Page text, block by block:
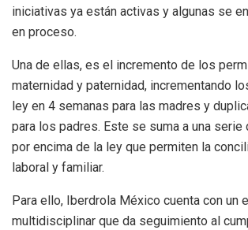
iniciativas ya están activas y algunas se
en proceso.
Una de ellas, es el incremento de los
maternidad y paternidad, incrementando
ley en 4 semanas para las madres y
para los padres. Este se suma a una serie
por encima de la ley que permiten la
laboral y familiar.
Para ello, Iberdrola México cuenta con un
multidisciplinar que da seguimiento al